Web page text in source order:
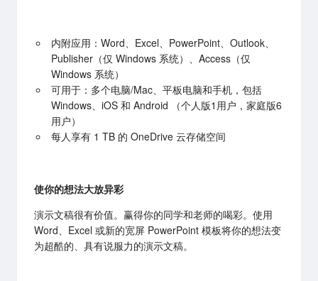
内附应用：Word、Excel、PowerPoint、Outlook、
Publisher（仅 Windows 系统）、Access（仅
Windows 系统）
可用于：多个电脑/Mac、平板电脑和手机，包括
Windows、iOS 和 Android （个人版1用户，家庭版6
用户）
每人享有 1 TB 的 OneDrive 云存储空间
使你的想法大放异彩
演示文稿很有价值。赢得你的同学和老师的喝彩。使用
Word、Excel 或新的宽屏 PowerPoint 模板将你的想法变
为超酷的、具有说服力的演示文稿。